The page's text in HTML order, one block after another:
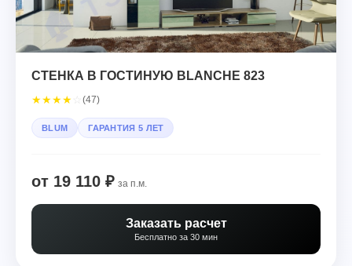
СТЕНКА В ГОСТИНУЮ BLANCHE 823
★★★★ (47)
BLUM ГАРАНТИЯ 5 ЛЕТ
от 19 110 ₽ за п.м.
Заказать расчет
Бесплатно за 30 мин